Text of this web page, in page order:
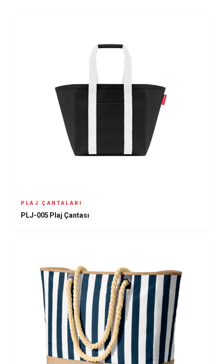
PLAJ ÇANTALARI
PLJ-005 Plaj Çantası